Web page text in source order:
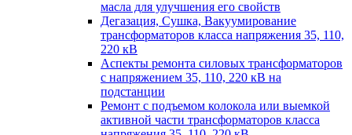
масла для улучшения его свойств
Дегазация, Сушка, Вакуумирование
трансформаторов класса напряжения 35, 110,
220 кВ
Аспекты ремонта силовых трансформаторов
с напряжением 35, 110, 220 кВ на
подстанции
Ремонт с подъемом колокола или выемкой
активной части трансформаторов класса